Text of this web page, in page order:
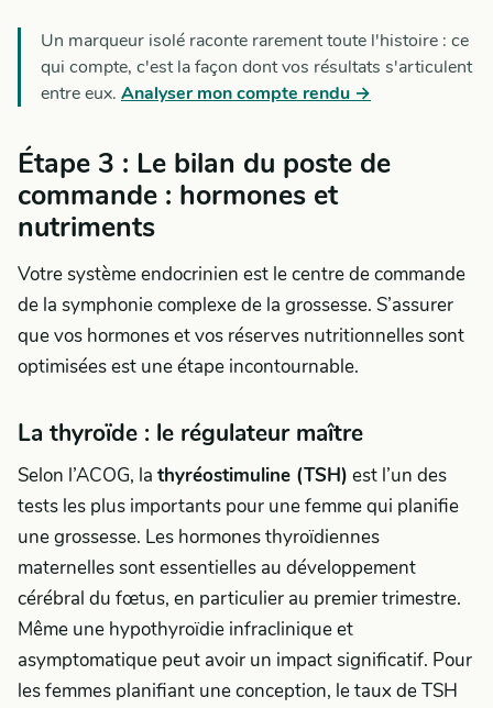
Un marqueur isolé raconte rarement toute l'histoire : ce
qui compte, c'est la façon dont vos résultats s'articulent
entre eux. Analyser mon compte rendu →
Étape 3 : Le bilan du poste de
commande : hormones et
nutriments
Votre système endocrinien est le centre de commande
de la symphonie complexe de la grossesse. S’assurer
que vos hormones et vos réserves nutritionnelles sont
optimisées est une étape incontournable.
La thyroïde : le régulateur maître
Selon l’ACOG, la thyréostimuline (TSH) est l’un des
tests les plus importants pour une femme qui planifie
une grossesse. Les hormones thyroïdiennes
maternelles sont essentielles au développement
cérébral du fœtus, en particulier au premier trimestre.
Même une hypothyroïdie infraclinique et
asymptomatique peut avoir un impact significatif. Pour
les femmes planifiant une conception, le taux de TSH